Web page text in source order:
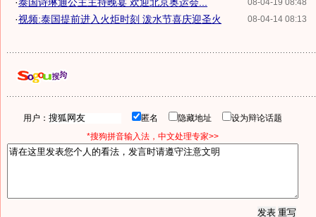
08-04-19 08:48
08-04-14 08:13
·视频:泰国提前进入火炬时刻 泼水节喜庆迎圣火
用户： 匿名 隐藏地址
设为辩论话题
*搜狗拼音输入法，中文处理专家>>